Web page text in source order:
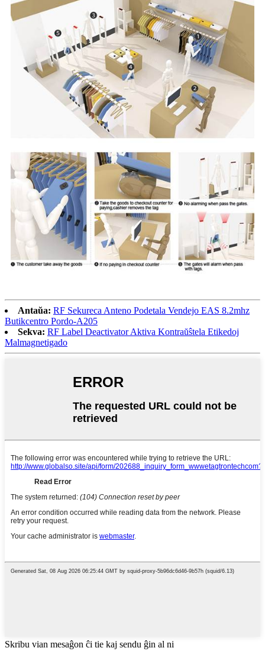
Antaŭa: RF Sekureca Anteno Podetala Vendejo EAS 8.2mhz
Butikcentro Pordo-A205
Sekva: RF Label Deactivator Aktiva Kontraŭŝtela Etikedoj
Malmagnetigado
Skribu vian mesaĝon ĉi tie kaj sendu ĝin al ni